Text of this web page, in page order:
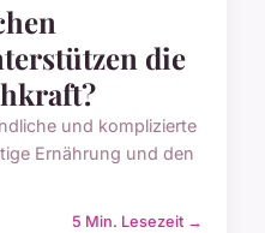
die
und komplizierte
Ernährung und den
5 Min. Lesezeit →